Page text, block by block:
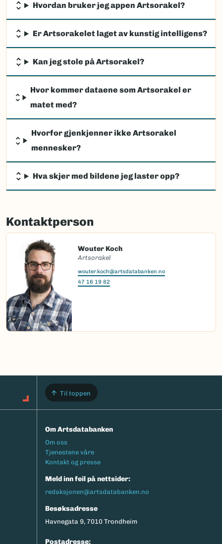
Hvordan bruker jeg appen Artsorakel?
Er Artsorakelet laget av kunstig intelligens?
Kan jeg stole på Artsorakel?
Hvor kommer dataene som Artsorakel er
matet med?
Hvorfor gjenkjenner ikke Artsorakel
mennesker?
Hva skjer med bildene jeg laster opp?
Kontaktperson
Wouter Koch
Artsorakel
wouter.koch@artsdatabanken.no
47 16 19 82
Til toppen
Om Artsdatabanken
Footermeny
Om oss
Tjenestene våre
Kontakt og presse
Meld inn feil på nettsider:
redaksjonen@artsdatabanken.no
Besøksadresse
Havnegata 9, 7010 Trondheim
Postadresse: